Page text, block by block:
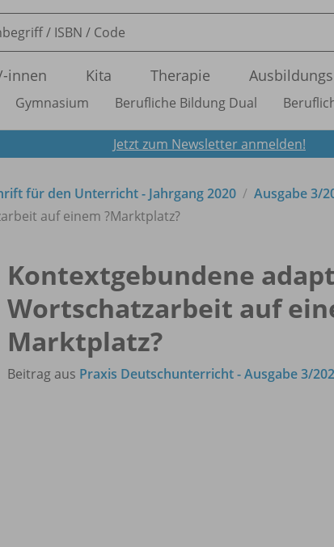
-innen Kita Therapie
Gymnasium Berufliche Bildung Dual
Jetzt zum Newsletter anmelden!
für den Unterricht - Jahrgang 2020 Ausgabe 3/
auf einem ?Marktplatz?
Kontextgebundene
Wortschatzarbeit auf
Marktplatz?
Beitrag aus Praxis Deutschunterricht - Ausgabe 3/